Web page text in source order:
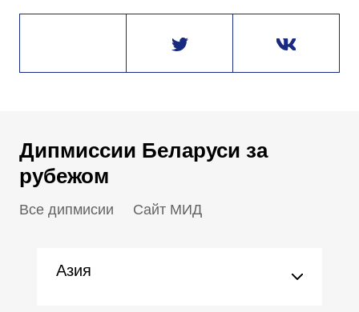
Дипмиссии Беларуси за
рубежом
Все дипмисии Сайт МИД
Азия